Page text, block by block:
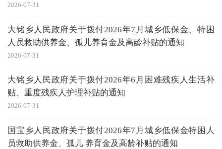
2026-07-31
大铭乡人民政府关于拨付2026年7月城乡低保金、特困
人员救助供养金、孤儿养育金及高龄补贴的通知
2026-07-31
大铭乡人民政府关于拨付2026年6月困难残疾人生活补
贴、重度残疾人护理补贴的通知
2026-07-31
国宝乡人民政府关于拨付2026年7月城乡低保金特困人
员救助供养金、孤儿 养育金及高龄补贴的通知